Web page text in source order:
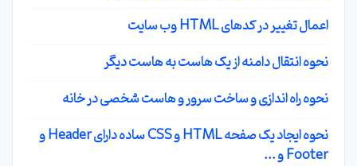
اعمال تغییر در کدهای HTML وب سایت
نحوه انتقال دامنه از یک هاست به هاست دیگر
نحوه راه اندازی و ساخت سرور و هاست شخصی در خانه
نحوه ایجاد یک صفحه HTML و CSS ساده دارای Header و
Footer و ...